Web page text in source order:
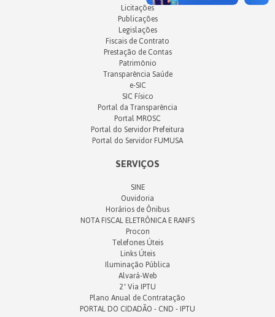
Licitações
Publicações
Legislações
Fiscais de Contrato
Prestação de Contas
Patrimônio
Transparência Saúde
e-SIC
SIC Físico
Portal da Transparência
Portal MROSC
Portal do Servidor Prefeitura
Portal do Servidor FUMUSA
SERVIÇOS
SINE
Ouvidoria
Horários de Ônibus
NOTA FISCAL ELETRÔNICA E RANFS
Procon
Telefones Úteis
Links Úteis
Iluminação Pública
Alvará-Web
2ª Via IPTU
Plano Anual de Contratação
PORTAL DO CIDADÃO - CND - IPTU